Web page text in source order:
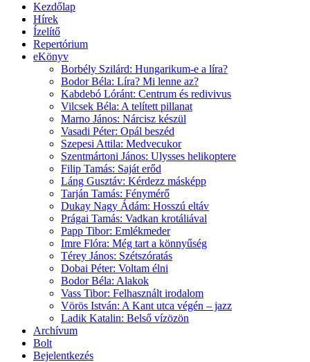
Kezdőlap
Hírek
Ízelítő
Repertórium
eKönyv
Borbély Szilárd: Hungarikum-e a líra?
Bodor Béla: Líra? Mi lenne az?
Kabdebó Lóránt: Centrum és redivivus
Vilcsek Béla: A telített pillanat
Marno János: Nárcisz készül
Vasadi Péter: Opál beszéd
Szepesi Attila: Medvecukor
Szentmártoni János: Ulysses helikoptere
Filip Tamás: Saját erőd
Láng Gusztáv: Kérdezz másképp
Tarján Tamás: Fénymérő
Dukay Nagy Ádám: Hosszú eltáv
Prágai Tamás: Vadkan krotáliával
Papp Tibor: Emlékmeder
Imre Flóra: Még tart a könnyűség
Térey János: Szétszóratás
Dobai Péter: Voltam élni
Bodor Béla: Alakok
Vass Tibor: Felhasznált irodalom
Vörös István: A Kant utca végén – jazz
Ladik Katalin: Belső vízözön
Archívum
Bolt
Bejelentkezés